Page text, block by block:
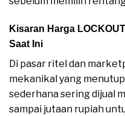
Kisaran Harga
Saat Ini
Di pasar ritel dan
mekanikal yang
sederhana sering dijual
sampai jutaan rupiah